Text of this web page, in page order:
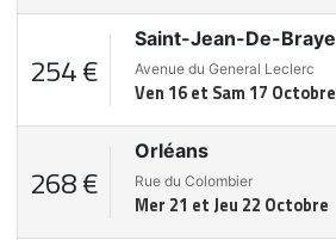
254 €
Saint-Jean-De-Braye
Avenue du General Leclerc
Ven 16 et Sam 17 Octobre
268 €
Orléans
Rue du Colombier
Mer 21 et Jeu 22 Octobre